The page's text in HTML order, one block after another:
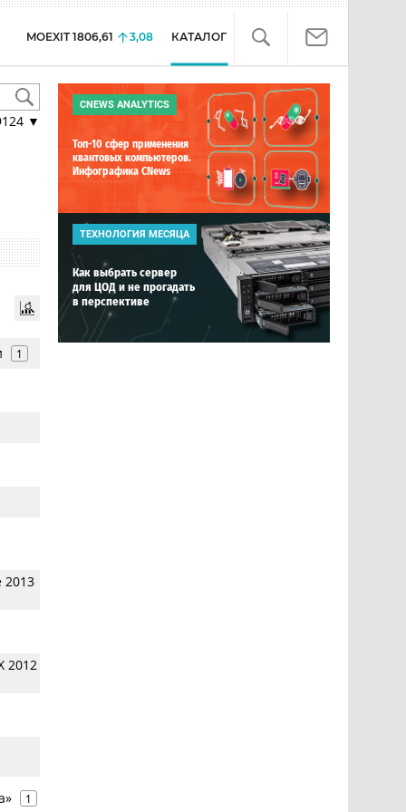
MOEXIT 1806,61 3,08 КАТАЛОГ
▼
1
2013
2012
1
CNEWS ANALYTICS
Топ-10 сфер применения
квантовых компьютеров.
Инфографика CNews
ТЕХНОЛОГИЯ МЕСЯЦА
Как выбрать сервер
для ЦОД и не прогадать
в перспективе